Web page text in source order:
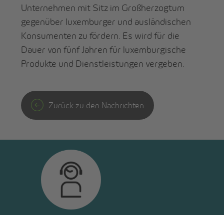
Unternehmen mit Sitz im Großherzogtum
gegenüber luxemburger und ausländischen
Konsumenten zu fördern. Es wird für die
Dauer von fünf Jahren für luxemburgische
Produkte und Dienstleistungen vergeben.
Zurück zu den Nachrichten